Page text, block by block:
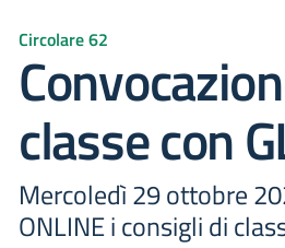
Circolare 62
classe con
Mercoledì 29 ottobre
ONLINE i consigli di